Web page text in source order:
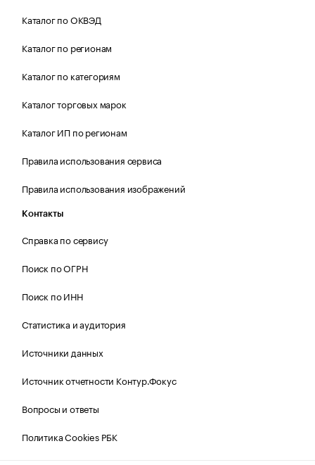
Каталог по ОКВЭД
Каталог по регионам
Каталог по категориям
Каталог торговых марок
Каталог ИП по регионам
Правила использования сервиса
Правила использования изображений
Контакты
Справка по сервису
Поиск по ОГРН
Поиск по ИНН
Статистика и аудитория
Источники данных
Источник отчетности Контур.Фокус
Вопросы и ответы
Политика Cookies РБК